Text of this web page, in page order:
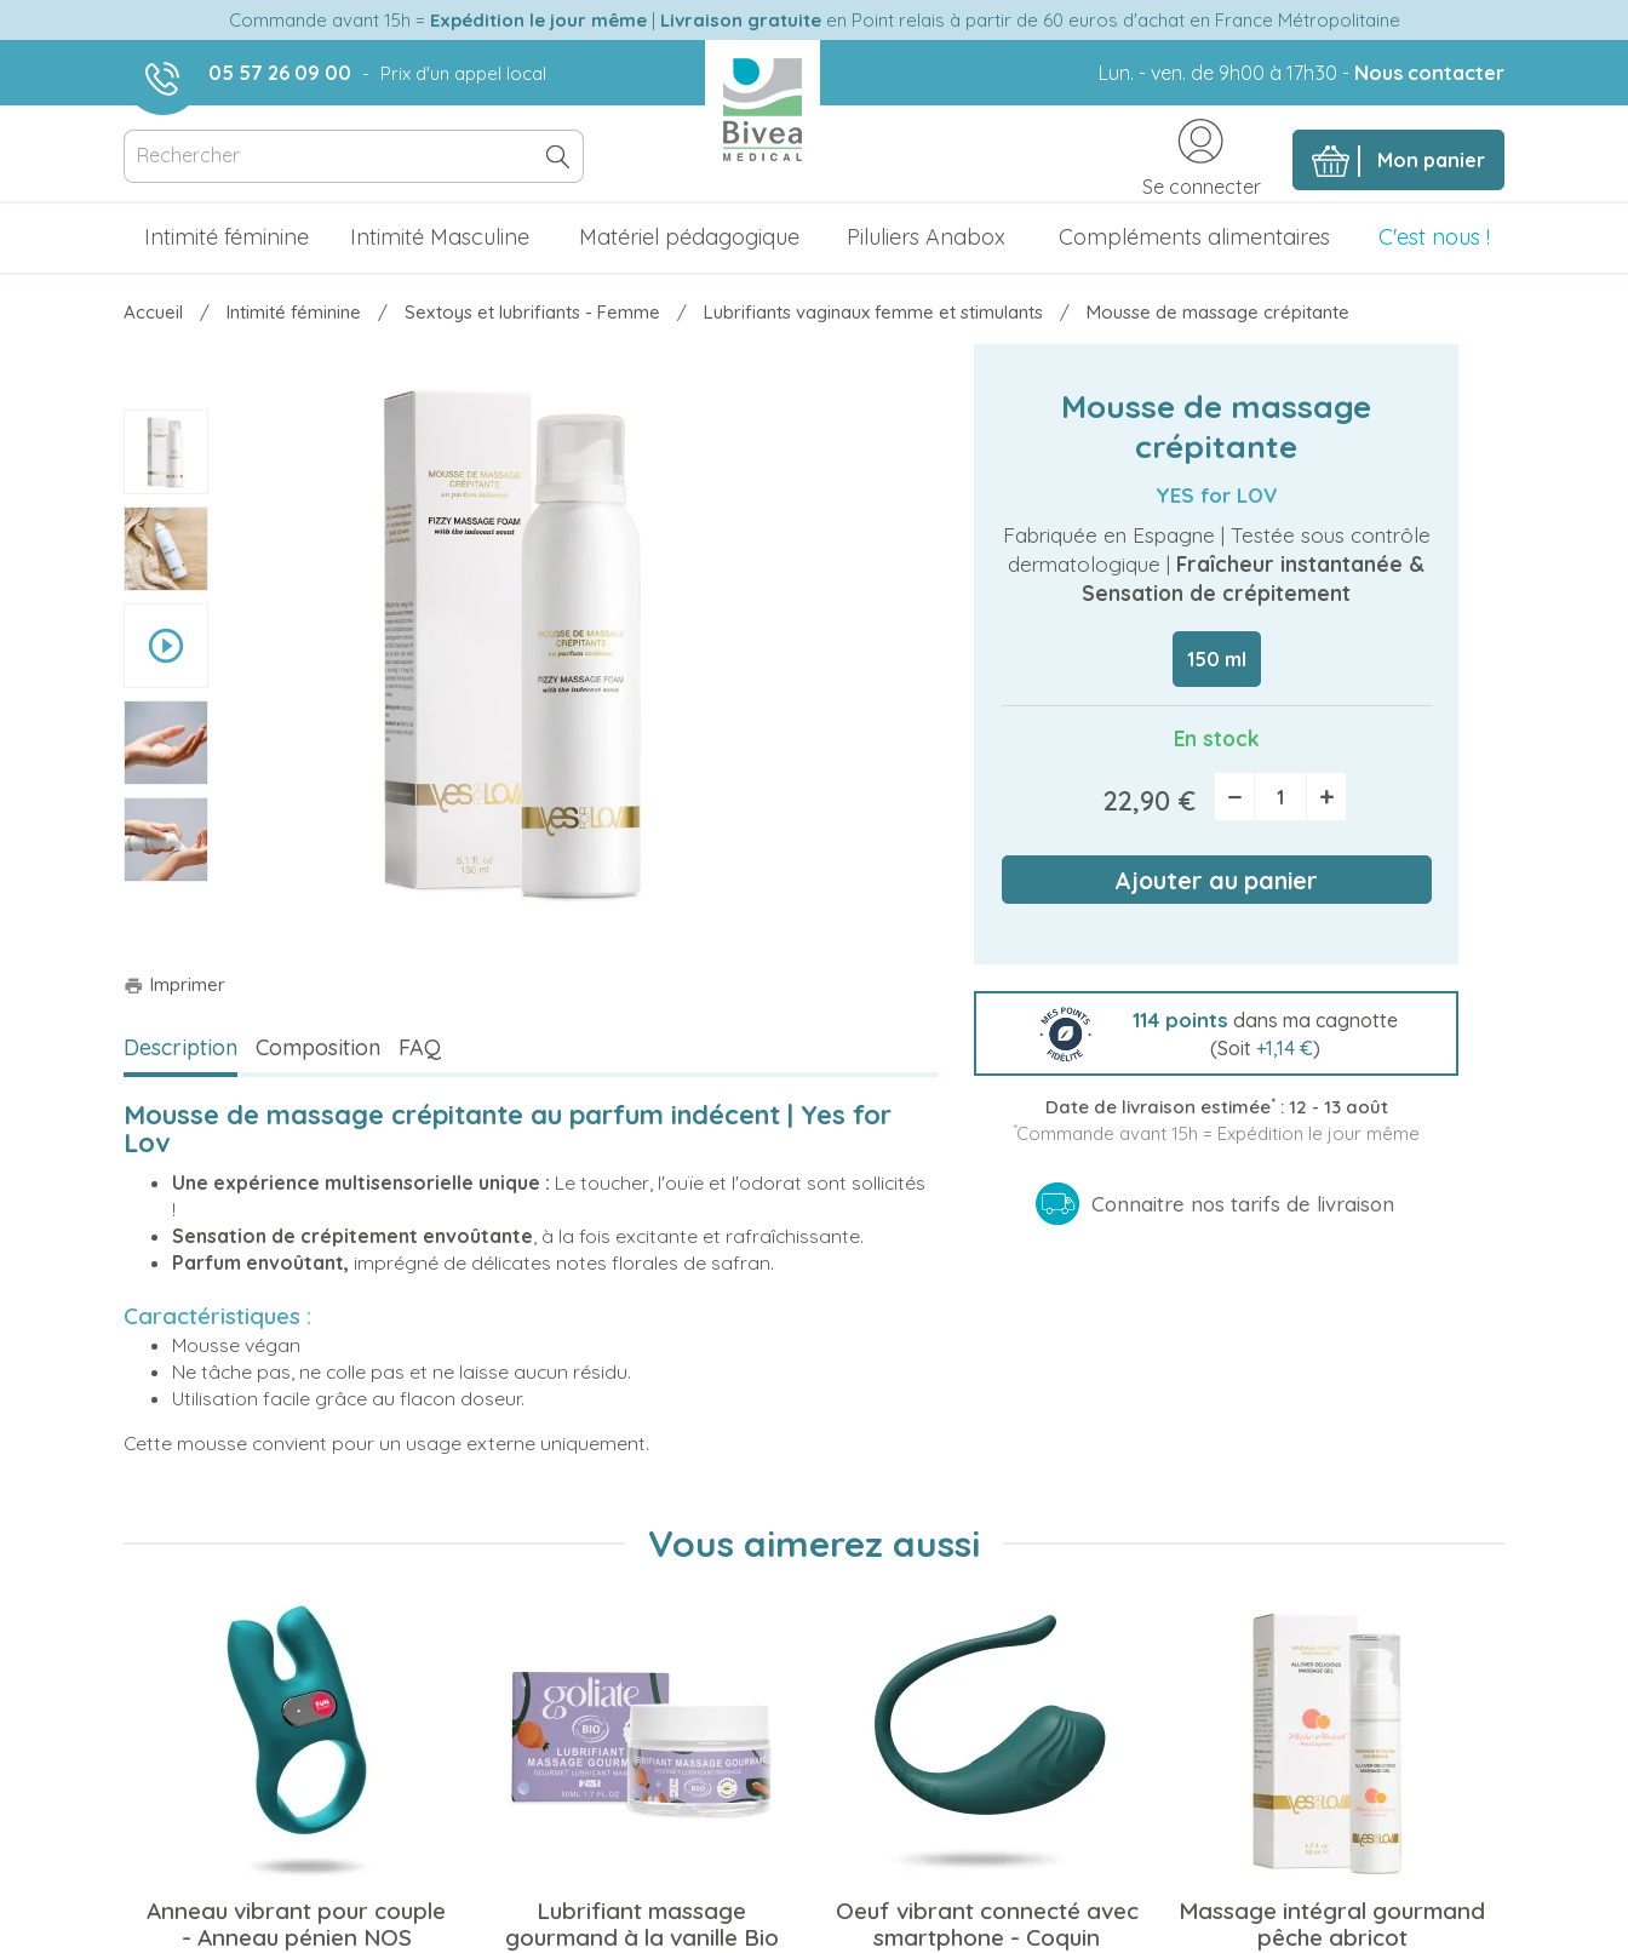
Commande avant 15h = Expédition le jour même| Livraison gratuiteen Point relais à partir de 60 euros d'achat en France Métropolitaine
05 57 26 09 00 - Prix d'un appel local Lun. - ven. de 9h00 à 17h30 - Nous contacter
Mon panier
Se connecter
Intimité féminine Intimité Masculine Matériel pédagogique Piluliers Anabox Compléments alimentaires C'est nous !
Accueil Intimité féminine Sextoys et lubrifiants - Femme Lubrifiants vaginaux femme et stimulants Mousse de massage crépitante
play_circle_outline
print Imprimer
Mousse de massage
crépitante
YES for LOV
Fabriquée en Espagne | Testée sous contrôle
dermatologique | Fraîcheur instantanée &
Sensation de crépitement
150 ml
En stock
22,90 € − +
Ajouter au panier
114 points dans ma cagnotte
(Soit +1,14 €)
Date de livraison estimée*: 12 - 13 août
*Commande avant 15h = Expédition le jour même
Connaitre nos tarifs de livraison
Description Composition FAQ
Mousse de massage crépitante au parfum indécent | Yes for
Lov
Une expérience multisensorielle unique : Le toucher, l'ouïe et l'odorat sont sollicités
!
Sensation de crépitement envoûtante, à la fois excitante et rafraîchissante.
Parfum envoûtant, imprégné de délicates notes florales de safran.
Caractéristiques :
Mousse végan
Ne tâche pas, ne colle pas et ne laisse aucun résidu.
Utilisation facile grâce au flacon doseur.
Cette mousse convient pour un usage externe uniquement.
Vous aimerez aussi
Anneau vibrant pour couple
- Anneau pénien NOS
Lubrifiant massage
gourmand à la vanille Bio
Oeuf vibrant connecté avec
smartphone - Coquin
Massage intégral gourmand
pêche abricot